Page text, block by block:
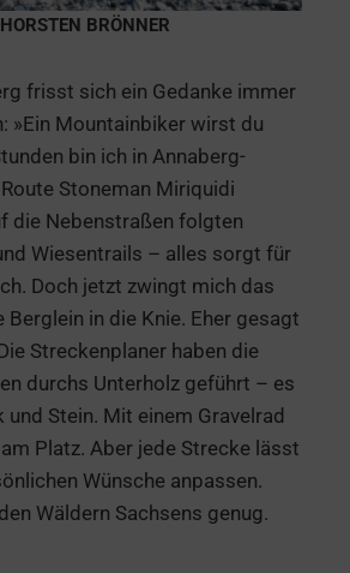
BRÖNNER
frisst sich ein Gedanke immer
»Ein Mountainbiker wirst du
bin ich in Annaberg-
Stoneman Miriquidi
die Nebenstraßen folgten
Wiesentrails – alles sorgt für
Doch jetzt zwingt mich das
Berglein in die Knie. Eher gesagt
Streckenplaner haben die
durchs Unterholz geführt – es
Stein. Mit einem Gravelrad
Platz. Aber jede Strecke lässt
Wünsche anpassen.
Wäldern Sachsens genug.